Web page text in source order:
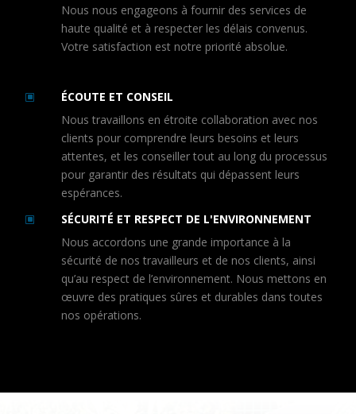
Nous nous engageons à fournir des services de
haute qualité et à respecter les délais convenus.
Votre satisfaction est notre priorité absolue.
W
ÉCOUTE ET CONSEIL
Nous travaillons en étroite collaboration avec nos
clients pour comprendre leurs besoins et leurs
attentes, et les conseiller tout au long du processus
pour garantir des résultats qui dépassent leurs
espérances.
W
SÉCURITÉ ET RESPECT DE L'ENVIRONNEMENT
Nous accordons une grande importance à la
sécurité de nos travailleurs et de nos clients, ainsi
qu’au respect de l’environnement. Nous mettons en
œuvre des pratiques sûres et durables dans toutes
nos opérations.